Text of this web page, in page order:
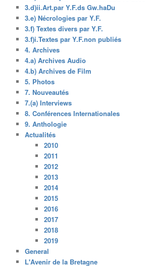
3.d)ii.Art.par Y.F.ds Gw.haDu
3.e) Nécrologies par Y.F.
3.f) Textes divers par Y.F.
3.f)i.Textes par Y.F.non publiés
4. Archives
4.a) Archives Audio
4.b) Archives de Film
5. Photos
7. Nouveautés
7.(a) Interviews
8. Conférences Internationales
9. Anthologie
Actualités
2010
2011
2012
2013
2014
2015
2016
2017
2018
2019
General
L'Avenir de la Bretagne